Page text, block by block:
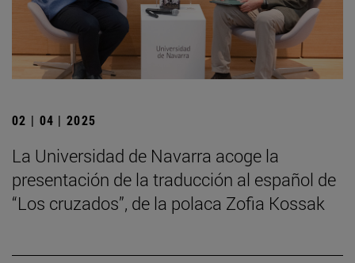
02 | 04 | 2025
La Universidad de Navarra acoge la
presentación de la traducción al español de
“Los cruzados”, de la polaca Zofia Kossak